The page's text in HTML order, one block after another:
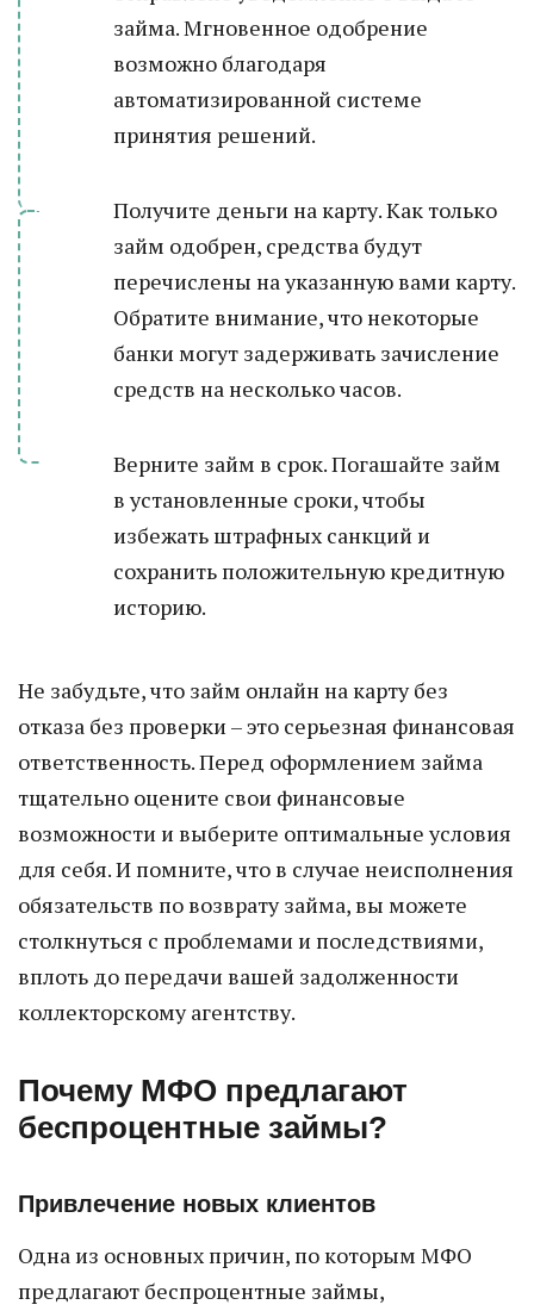
займа. Мгновенное одобрение
возможно благодаря
автоматизированной системе
принятия решений.
Получите деньги на карту. Как только
займ одобрен, средства будут
перечислены на указанную вами карту.
Обратите внимание, что некоторые
банки могут задерживать зачисление
средств на несколько часов.
Верните займ в срок. Погашайте займ
в установленные сроки, чтобы
избежать штрафных санкций и
сохранить положительную кредитную
историю.
Не забудьте, что займ онлайн на карту без
отказа без проверки – это серьезная финансовая
ответственность. Перед оформлением займа
тщательно оцените свои финансовые
возможности и выберите оптимальные условия
для себя. И помните, что в случае неисполнения
обязательств по возврату займа, вы можете
столкнуться с проблемами и последствиями,
вплоть до передачи вашей задолженности
коллекторскому агентству.
Почему МФО предлагают
беспроцентные займы?
Привлечение новых клиентов
Одна из основных причин, по которым МФО
предлагают беспроцентные займы,